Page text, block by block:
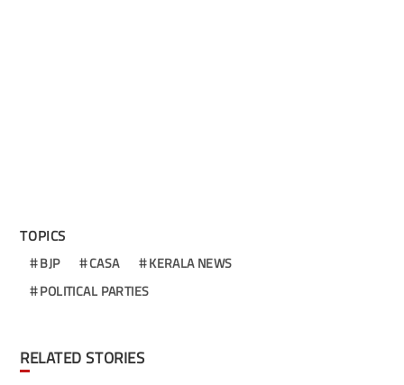
TOPICS
BJP CASA
KERALA NEWS
POLITICAL PARTIES
RELATED STORIES